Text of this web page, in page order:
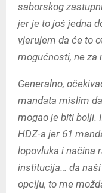
saborskog
jer je to još jedna
vjerujem da će to
mogućnosti, ne za
Generalno,
mandata mislim
mogao je biti bolji.
HDZ-a jer 61
lopovluka i načina
institucija… da
opciju, to me